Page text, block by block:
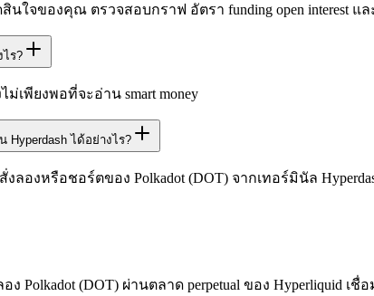
นใจของคุณ ตรวจสอบกราฟ อัตรา funding open interest
ร?
เพียงพอที่จะอ่าน smart money
Hyperdash ได้อย่างไร?
ลองหรือชอร์ตของ Polkadot (DOT) จากเทอร์มินัล
Polkadot (DOT) ผ่านตลาด perpetual ของ Hyperliquid